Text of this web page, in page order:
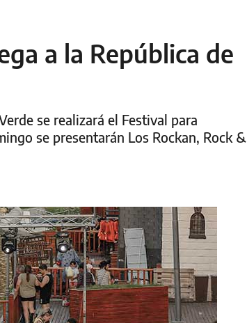
a la República de
se realizará el Festival para
se presentarán Los Rockan, Rock &